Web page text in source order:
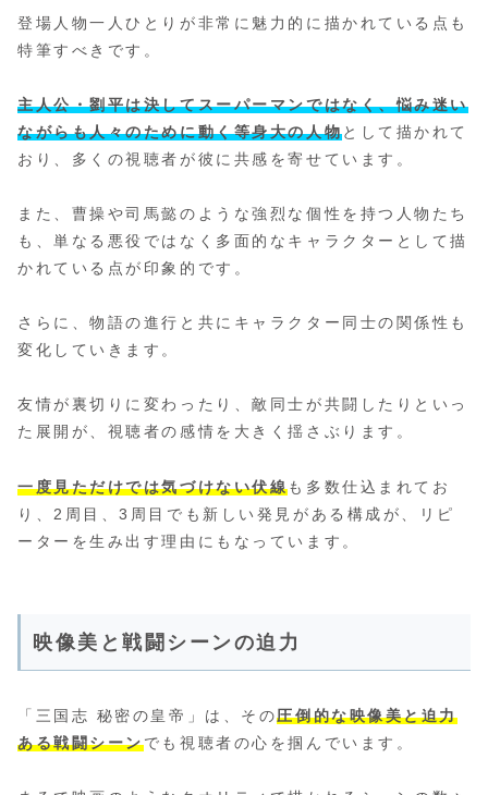
登場人物一人ひとりが非常に魅力的に描かれている点も
特筆すべきです。
主人公・劉平は決してスーパーマンではなく、悩み迷い
ながらも人々のために動く等身大の人物として描かれて
おり、多くの視聴者が彼に共感を寄せています。
また、曹操や司馬懿のような強烈な個性を持つ人物たち
も、単なる悪役ではなく多面的なキャラクターとして描
かれている点が印象的です。
さらに、物語の進行と共にキャラクター同士の関係性も
変化していきます。
友情が裏切りに変わったり、敵同士が共闘したりといっ
た展開が、視聴者の感情を大きく揺さぶります。
一度見ただけでは気づけない伏線も多数仕込まれてお
り、2周目、3周目でも新しい発見がある構成が、リピ
ーターを生み出す理由にもなっています。
映像美と戦闘シーンの迫力
「三国志 秘密の皇帝」は、その圧倒的な映像美と迫力
ある戦闘シーンでも視聴者の心を掴んでいます。